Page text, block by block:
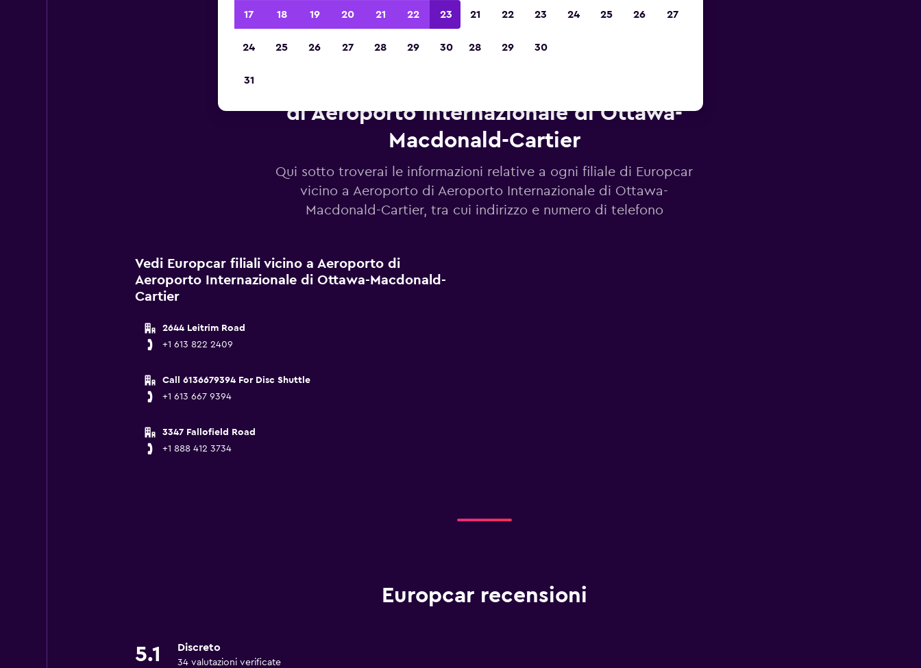
di Aeroporto Internazionale di Ottawa-
Macdonald-Cartier
Qui sotto troverai le informazioni relative a ogni filiale di Europcar
vicino a Aeroporto di Aeroporto Internazionale di Ottawa-
Macdonald-Cartier, tra cui indirizzo e numero di telefono
Vedi Europcar filiali vicino a Aeroporto di
Aeroporto Internazionale di Ottawa-Macdonald-
Cartier
2644 Leitrim Road
+1 613 822 2409
Call 6136679394 For Disc Shuttle
+1 613 667 9394
3347 Fallofield Road
+1 888 412 3734
Europcar recensioni
5.1 Discreto
34 valutazioni verificate
17 18 19 20 21 22 23
24 25 26 27 28 29 30
31
21 22 23 24 25 26 27
28 29 30